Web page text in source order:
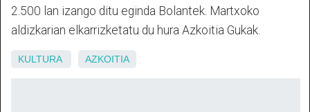
2.500 lan izango ditu eginda Bolantek. Martxoko
aldizkarian elkarrizketatu du hura Azkoitia Gukak.
KULTURA AZKOITIA